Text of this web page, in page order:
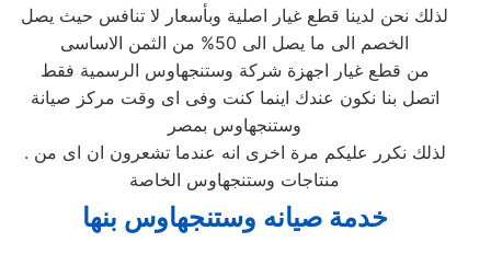
لذلك نحن لدينا قطع غيار اصلية وبأسعار لا تنافس حيث يصل
الخصم الى ما يصل الى 50% من الثمن الاساسى
من قطع غيار اجهزة شركة وستنجهاوس الرسمية فقط
اتصل بنا نكون عندك اينما كنت وفى اى وقت مركز صيانة
وستنجهاوس بمصر
. لذلك نكرر عليكم مرة اخرى انه عندما تشعرون ان اى من
منتاجات وستنجهاوس الخاصة
خدمة صيانه وستنجهاوس بنها